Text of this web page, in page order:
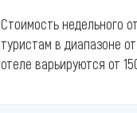
Стоимость недельного
туристам в диапазоне
отеле варьируются от